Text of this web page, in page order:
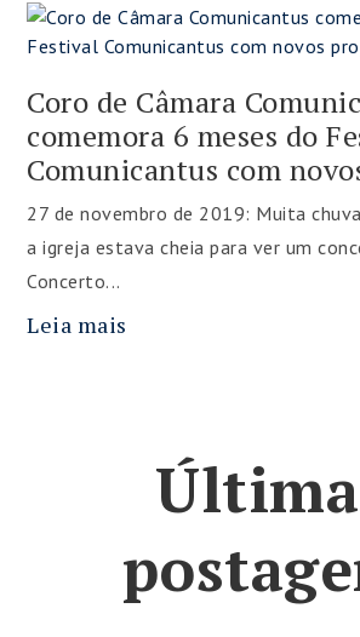
Coro de Câmara
comemora 6 meses do
Comunicantus com
27 de novembro de 2019: Muita
a igreja estava cheia para ver um
Concerto...
Leia mais